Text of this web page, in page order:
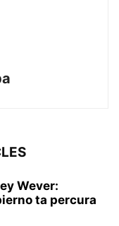
Wever:
ta percura